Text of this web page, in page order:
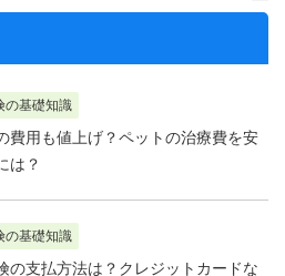
の基礎知識
費用も値上げ？ペットの治療費を安
は？
の基礎知識
の支払方法は？クレジットカードな